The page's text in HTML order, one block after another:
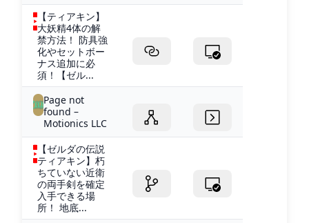
【ティアキン】
大妖精4体の解
禁方法！ 防具強
化やセットボー
ナス追加に必
須！【ゼル...
Page not
found –
Motionics LLC
【ゼルダの伝説
ティアキン】朽
ちていない近衛
の両手剣を確定
入手できる場
所！ 地底...